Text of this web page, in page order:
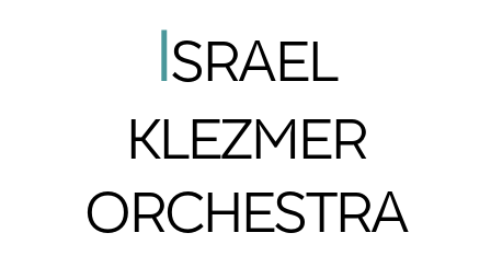
ISRAEL
KLEZMER
ORCHESTRA